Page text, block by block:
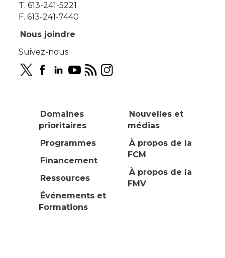
T. 613-241-5221
F. 613-241-7440
Nous joindre
Suivez-nous
Domaines
prioritaires
Programmes
Financement
Ressources
Événements et
Formations
Nouvelles et
médias
À propos de la
FCM
À propos de la
FMV